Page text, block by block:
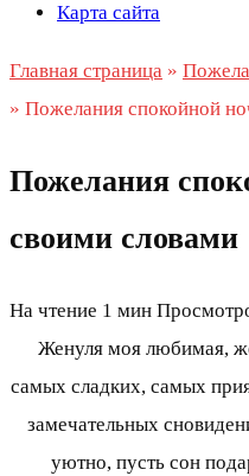
Карта сайта
Главная страница »
» Пожелания спокойной
Пожелания
своими словами
На чтение 1 мин
Женуля моя любимая,
самых сладких, самых
замечательных
уютно, пусть сон